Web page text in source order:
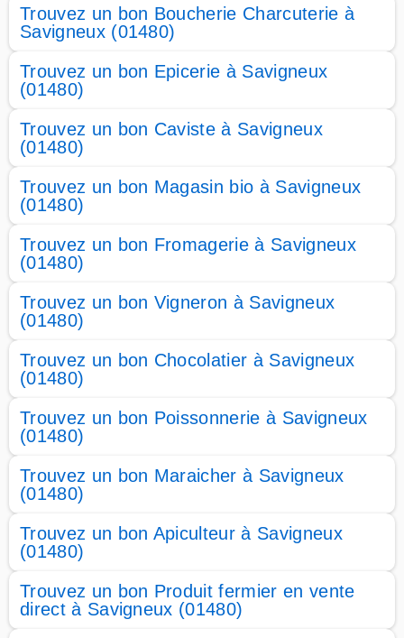
Trouvez un bon Boucherie Charcuterie à
Savigneux (01480)
Trouvez un bon Epicerie à Savigneux
(01480)
Trouvez un bon Caviste à Savigneux
(01480)
Trouvez un bon Magasin bio à Savigneux
(01480)
Trouvez un bon Fromagerie à Savigneux
(01480)
Trouvez un bon Vigneron à Savigneux
(01480)
Trouvez un bon Chocolatier à Savigneux
(01480)
Trouvez un bon Poissonnerie à Savigneux
(01480)
Trouvez un bon Maraicher à Savigneux
(01480)
Trouvez un bon Apiculteur à Savigneux
(01480)
Trouvez un bon Produit fermier en vente
direct à Savigneux (01480)